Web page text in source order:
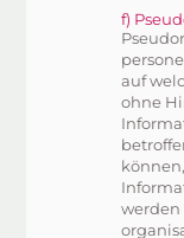
f)
auf
ohne